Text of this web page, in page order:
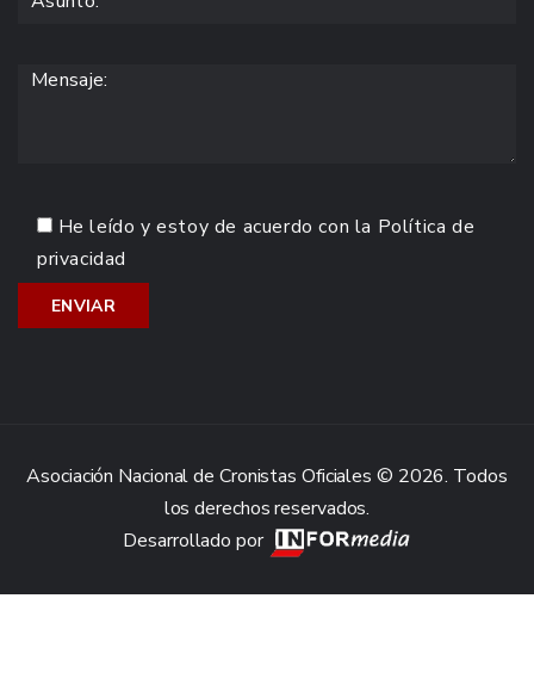
He leído y estoy de acuerdo con la Política de
privacidad
Asociación Nacional de Cronistas Oficiales © 2026. Todos
los derechos reservados.
Desarrollado por